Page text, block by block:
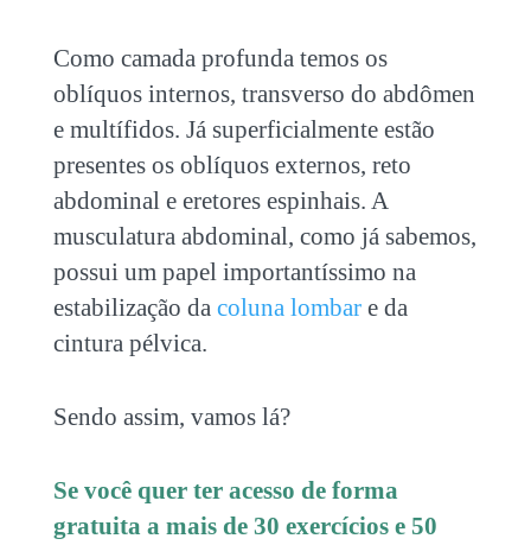
Como camada profunda temos os
oblíquos internos, transverso do abdômen
e multífidos. Já superficialmente estão
presentes os oblíquos externos, reto
abdominal e eretores espinhais. A
musculatura abdominal, como já sabemos,
possui um papel importantíssimo na
estabilização da coluna lombare da
cintura pélvica.
Sendo assim, vamos lá?
Se você quer ter acesso de forma
gratuita a mais de 30 exercícios e 50